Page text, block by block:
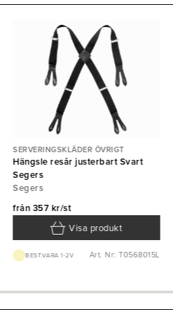
SERVERINGSKLÄDER ÖVRIGT
Hängsle resår justerbart Svart
Segers
Segers
från357 kr/st
Visa produkt
BEST.VARA 1-2V Art. Nr: T0568015L